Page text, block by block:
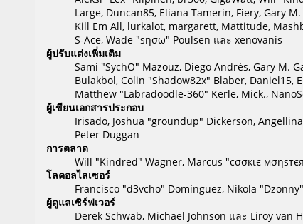
Large, Duncan85, Eliana Tamerin, Fiery, Gary
Kill Em All, lurkalot, margarett, Mattitude,
S-Ace, Wade "sησω" Poulsen และ xenovanis
ผู้ปรับแต่งเพิ่มเติม
Sami "SychO" Mazouz, Diego Andrés, Gary M.
Bulakbol, Colin "Shadow82x" Blaber, Daniel15,
Matthew "Labradoodle-360" Kerle, Mick.,
ผู้เขียนเอกสารประกอบ
Irisado, Joshua "groundup" Dickerson,
Peter Duggan
การตลาด
Will "Kindred" Wagner, Marcus "cσσкιє
โลคอลไลเซอร์
Francisco "d3vcho" Domínguez, Nikola
ผู้ดูแลเซิร์ฟเวอร์
Derek Schwab, Michael Johnson และ Liroy van